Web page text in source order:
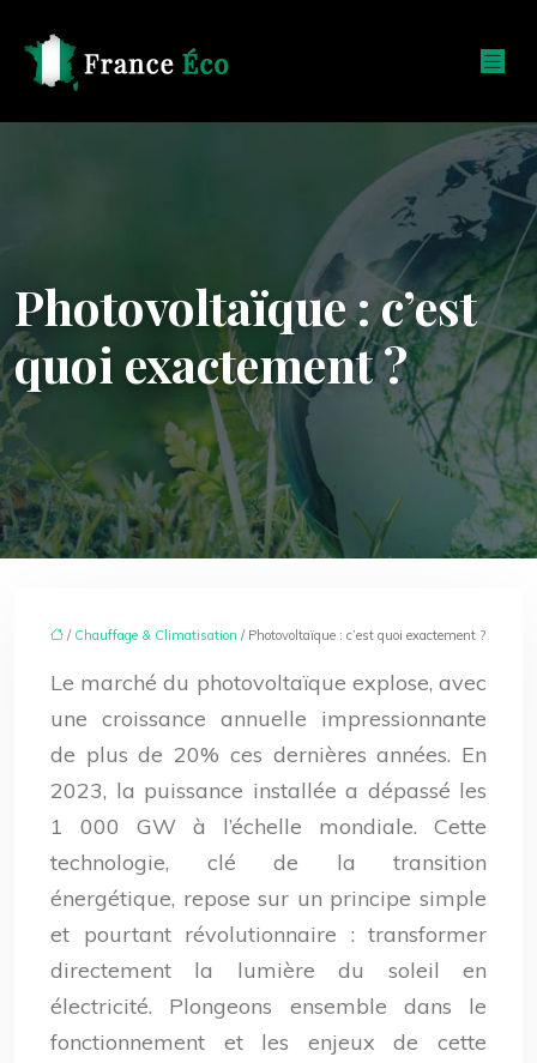
Photovoltaïque : c’est
quoi exactement ?
/ Chauffage & Climatisation / Photovoltaïque : c’est quoi exactement ?
Le marché du photovoltaïque explose, avec
une croissance annuelle impressionnante
de plus de 20% ces dernières années. En
2023, la puissance installée a dépassé les
1 000 GW à l’échelle mondiale. Cette
technologie, clé de la transition
énergétique, repose sur un principe simple
et pourtant révolutionnaire : transformer
directement la lumière du soleil en
électricité. Plongeons ensemble dans le
fonctionnement et les enjeux de cette